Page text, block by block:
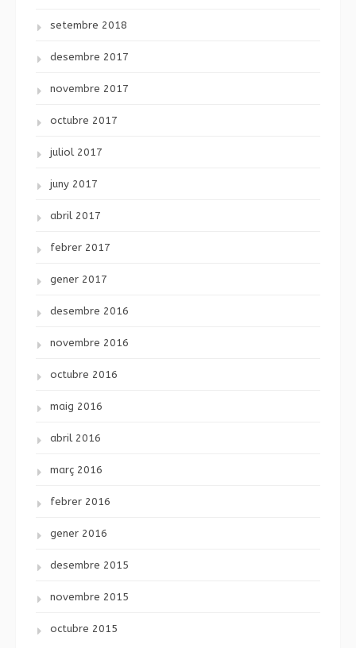
setembre 2018
desembre 2017
novembre 2017
octubre 2017
juliol 2017
juny 2017
abril 2017
febrer 2017
gener 2017
desembre 2016
novembre 2016
octubre 2016
maig 2016
abril 2016
març 2016
febrer 2016
gener 2016
desembre 2015
novembre 2015
octubre 2015